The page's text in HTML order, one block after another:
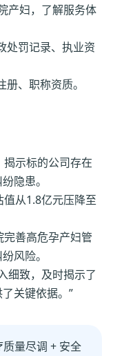
产妇，了解服务体
处罚记录、执业资
、职称资质。
示标的公司存在
隐患。
从1.8亿元压降至
善高危孕产妇管
风险。
细致，及时揭示了
关键依据。”
量尽调 + 安全